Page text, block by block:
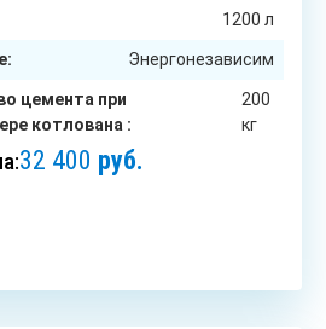
1200 л
Энергонезависим
цемента при
котлована :
200
кг
32 400 руб.